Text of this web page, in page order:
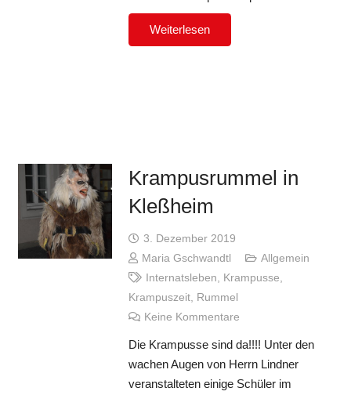
Weiterlesen
Krampusrummel in
Kleßheim
3. Dezember 2019
Maria Gschwandtl
Allgemein
Internatsleben
Krampusse
Krampuszeit, Rummel
Keine Kommentare
Die Krampusse sind da!!!! Unter den
wachen Augen von Herrn Lindner
veranstalteten einige Schüler im